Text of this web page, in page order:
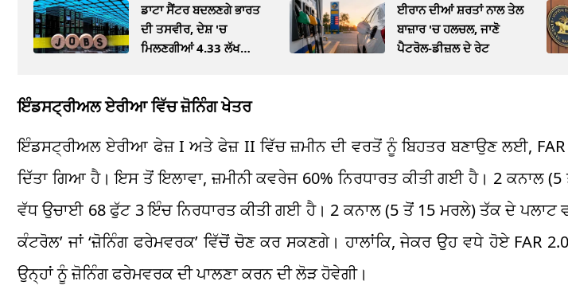
ਡਾਟਾ ਸੈਂਟਰ ਬਦਲਣਗੇ ਭਾਰਤ
ਦੀ ਤਸਵੀਰ, ਦੇਸ਼ 'ਚ
ਮਿਲਣਗੀਆਂ 4.33 ਲੱਖ
ਈਰਾਨ ਦੀਆਂ ਸ਼ਰਤਾਂ ਨਾਲ ਤੇਲ
ਬਾਜ਼ਾਰ 'ਚ ਹਲਚਲ, ਜਾਣੋ
ਪੈਟਰੋਲ-ਡੀਜ਼ਲ ਦੇ ਰੇਟ
ਇੰਡਸਟ੍ਰੀਅਲ ਏਰੀਆ ਵਿੱਚ ਜ਼ੋਨਿੰਗ ਖੇਤਰ
ਇੰਡਸਟ੍ਰੀਅਲ ਏਰੀਆ ਫੇਜ਼ I ਅਤੇ ਫੇਜ਼ II ਵਿੱਚ ਜ਼ਮੀਨ ਦੀ ਵਰਤੋਂ ਨੂੰ ਬਿਹਤਰ ਬਣਾਉਣ ਲਈ,
ਦਿੱਤਾ ਗਿਆ ਹੈ। ਇਸ ਤੋਂ ਇਲਾਵਾ, ਜ਼ਮੀਨੀ ਕਵਰੇਜ 60% ਨਿਰਧਾਰਤ ਕੀਤੀ ਗਈ ਹੈ। 2 ਕਨਾਲ
ਵੱਧ ਉਚਾਈ 68 ਫੁੱਟ 3 ਇੰਚ ਨਿਰਧਾਰਤ ਕੀਤੀ ਗਈ ਹੈ। 2 ਕਨਾਲ (5 ਤੋਂ 15 ਮਰਲੇ) ਤੱਕ ਦੇ ਪਲਾਟ
ਕੰਟਰੋਲ’ ਜਾਂ ‘ਜ਼ੋਨਿੰਗ ਫਰੇਮਵਰਕ’ ਵਿੱਚੋਂ ਚੋਣ ਕਰ ਸਕਣਗੇ। ਹਾਲਾਂਕਿ, ਜੇਕਰ ਉਹ ਵਧੇ ਹੋਏ FAR
ਉਨ੍ਹਾਂ ਨੂੰ ਜ਼ੋਨਿੰਗ ਫਰੇਮਵਰਕ ਦੀ ਪਾਲਣਾ ਕਰਨ ਦੀ ਲੋੜ ਹੋਵੇਗੀ।